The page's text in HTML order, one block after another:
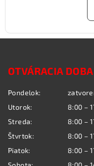
OTVÁRACIA DOBA
Pondelok:
Utorok:
8:00 –
Streda:
8:00 –
Štvrtok:
8:00 –
Piatok:
8:00 –